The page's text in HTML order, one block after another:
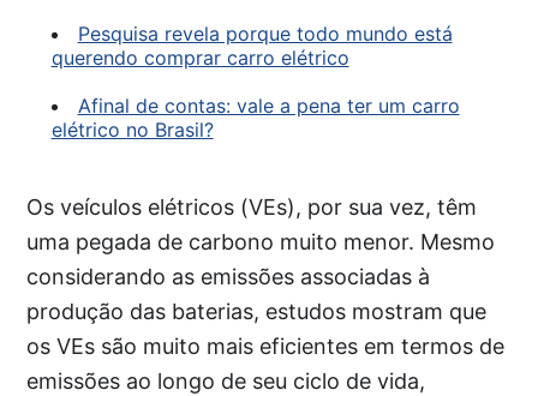
Pesquisa revela porque todo mundo está
querendo comprar carro elétrico
Afinal de contas: vale a pena ter um carro
elétrico no Brasil?
Os veículos elétricos (VEs), por sua vez, têm
uma pegada de carbono muito menor. Mesmo
considerando as emissões associadas à
produção das baterias, estudos mostram que
os VEs são muito mais eficientes em termos de
emissões ao longo de seu ciclo de vida,